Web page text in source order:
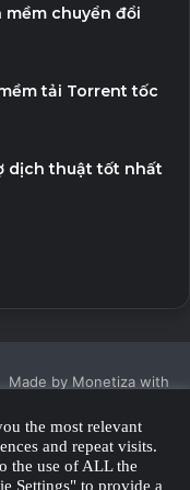
mềm chuyển đổi
tải Torrent tốc
dịch thuật tốt nhất
by Monetiza with
the most relevant
and repeat visits.
the use of ALL the
Settings" to provide a